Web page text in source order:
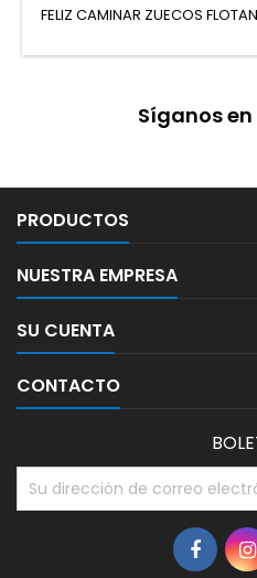
FELIZ CAMINAR ZUECOS
Síganos
PRODUCTOS
NUESTRA EMPRESA
SU CUENTA
CONTACTO